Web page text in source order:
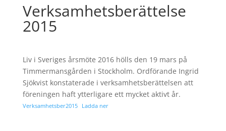
Verksamhetsberättelse
2015
Liv i Sveriges årsmöte 2016 hölls den 19 mars på
Timmermansgården i Stockholm. Ordförande Ingrid
Sjökvist konstaterade i verksamhetsberättelsen att
föreningen haft ytterligare ett mycket aktivt år.
Verksamhetsber2015 Ladda ner